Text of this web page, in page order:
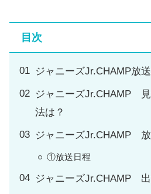
目次
ジャニーズJr.CHAMP放
ジャニーズJr.CHAMP
法は？
ジャニーズJr.CHAMP
①放送日程
ジャニーズJr.CHAMP